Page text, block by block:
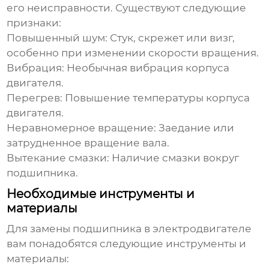
его неисправности. Существуют следующие
признаки:
Повышенный шум: Стук, скрежет или визг,
особенно при изменении скорости вращения.
Вибрация: Необычная вибрация корпуса
двигателя.
Перегрев: Повышение температуры корпуса
двигателя.
Неравномерное вращение: Заедание или
затрудненное вращение вала.
Вытекание смазки: Наличие смазки вокруг
подшипника.
Необходимые инструменты и
материалы
Длязамены подшипника в электродвигателе
вам понадобятся следующие инструменты и
материалы: